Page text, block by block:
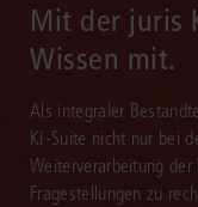
Mit der juris
Wissen mit.
Als integraler
KI-Suite nicht nur bei
Weiterverarbeitung
Fragestellungen zu